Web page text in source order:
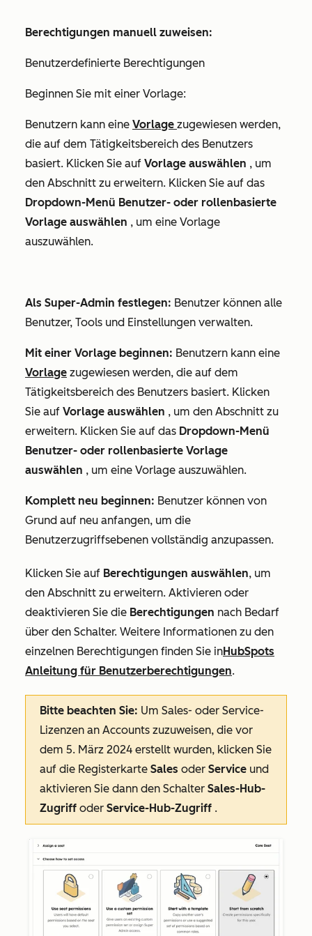
Berechtigungen manuell zuweisen:
Benutzerdefinierte Berechtigungen
Beginnen Sie mit einer Vorlage:
Benutzern kann eine Vorlage zugewiesen werden,
die auf dem Tätigkeitsbereich des Benutzers
basiert. Klicken Sie auf Vorlage auswählen , um
den Abschnitt zu erweitern. Klicken Sie auf das
Dropdown-Menü Benutzer- oder rollenbasierte
Vorlage auswählen , um eine Vorlage
auszuwählen.
Als Super-Admin festlegen: Benutzer können alle
Benutzer, Tools und Einstellungen verwalten.
Mit einer Vorlage beginnen: Benutzern kann eine
Vorlage zugewiesen werden, die auf dem
Tätigkeitsbereich des Benutzers basiert. Klicken
Sie auf Vorlage auswählen , um den Abschnitt zu
erweitern. Klicken Sie auf das Dropdown-Menü
Benutzer- oder rollenbasierte Vorlage
auswählen , um eine Vorlage auszuwählen.
Komplett neu beginnen: Benutzer können von
Grund auf neu anfangen, um die
Benutzerzugriffsebenen vollständig anzupassen.
Klicken Sie auf Berechtigungen auswählen, um
den Abschnitt zu erweitern. Aktivieren oder
deaktivieren Sie die Berechtigungen nach Bedarf
über den Schalter. Weitere Informationen zu den
einzelnen Berechtigungen finden Sie inHubSpots
Anleitung für Benutzerberechtigungen.
Bitte beachten Sie: Um Sales- oder Service-
Lizenzen an Accounts zuzuweisen, die vor
dem 5. März 2024 erstellt wurden, klicken Sie
auf die Registerkarte Sales oder Service und
aktivieren Sie dann den Schalter Sales-Hub-
Zugriff oder Service-Hub-Zugriff .